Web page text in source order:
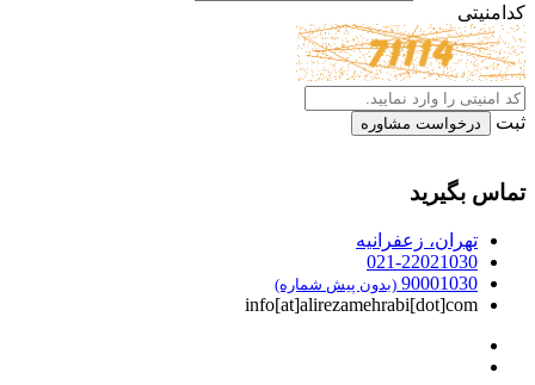
کدامنیتی
ثبت
تماس بگیرید
تهران، زعفرانیه
021-22021030
90001030 (بدون پیش شماره)
info[at]alirezamehrabi[dot]com